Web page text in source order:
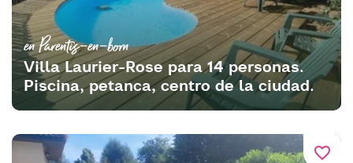
en Parentis-en-born
Villa Laurier-Rose para 14 personas.
Piscina, petanca, centro de la ciudad.
favorite_border